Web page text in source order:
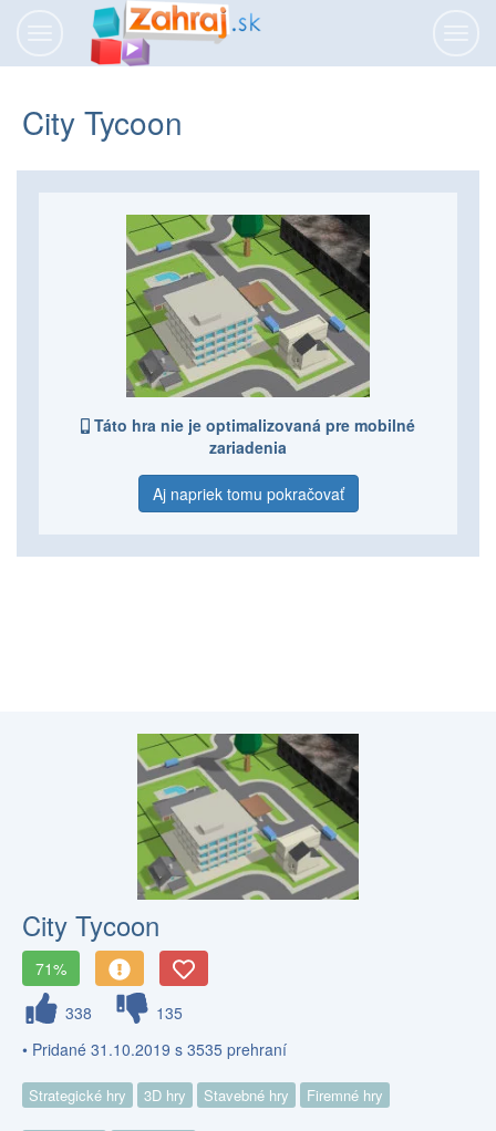
navigáciu
City Tycoon
Táto hra nie je optimalizovaná pre mobilné
zariadenia
Aj napriek tomu pokračovať
City Tycoon
71%
338
135
• Pridané 31.10.2019 s 3535 prehraní
Strategické hry 3D hry Stavebné hry Firemné hry